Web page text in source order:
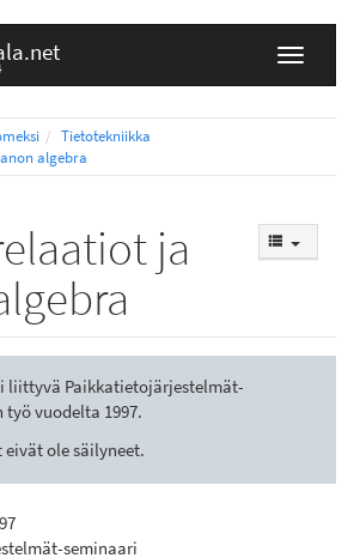
Tietotekniikka
algebra
ja
liittyvä Paikkatietojärjestelmät-
työ vuodelta 1997.
eivät ole säilyneet.
seminaari